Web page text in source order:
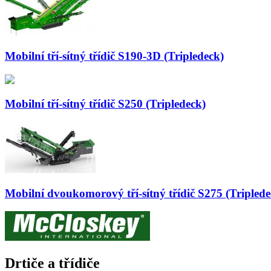
Mobilní tří-sítný třídič S190-3D (Tripledeck)
Mobilní tří-sítný třídič S250 (Tripledeck)
Mobilní dvoukomorový tří-sítný třídič S275
Drtiče a třídiče